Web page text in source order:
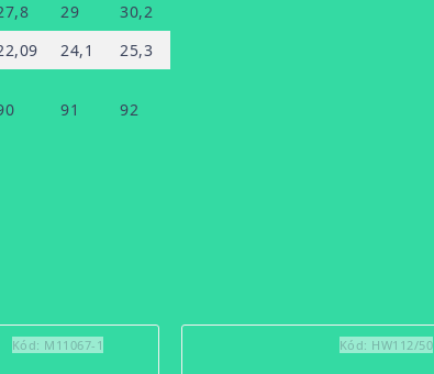
29
30,2
24,1
25,3
91 92
Kód: M11067-1 Kód: HW112/50